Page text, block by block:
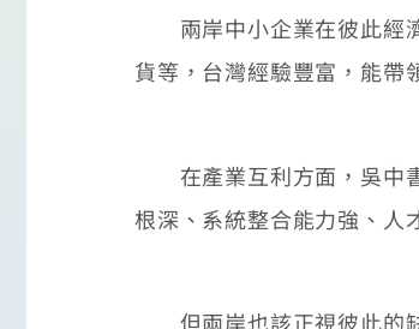
兩岸中小企業在彼此經濟
貨等，台灣經驗豐富，能帶
在產業互利方面，吳中書
根深、系統整合能力強、人
但兩岸也該正視彼此的缺